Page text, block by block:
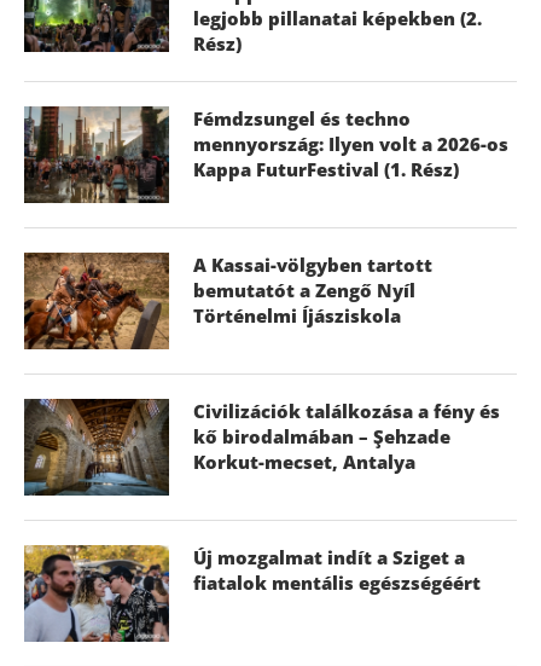
legjobb pillanatai képekben (2.
Rész)
Fémdzsungel és techno
mennyország: Ilyen volt a 2026-os
Kappa FuturFestival (1. Rész)
A Kassai-völgyben tartott
bemutatót a Zengő Nyíl
Történelmi Íjásziskola
Civilizációk találkozása a fény és
kő birodalmában – Şehzade
Korkut-mecset, Antalya
Új mozgalmat indít a Sziget a
fiatalok mentális egészségéért